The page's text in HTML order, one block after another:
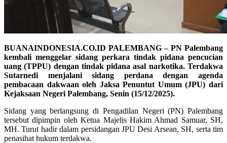
BUANAINDONESIA.CO.ID PALEMBANG – PN Palembang
kembali menggelar sidang perkara tindak pidana pencucian
uang (TPPU) dengan tindak pidana asal narkotika. Terdakwa
Sutarnedi menjalani sidang perdana dengan agenda
pembacaan dakwaan oleh Jaksa Penuntut Umum (JPU) dari
Kejaksaan Negeri Palembang, Senin (15/12/2025).
Sidang yang berlangsung di Pengadilan Negeri (PN) Palembang
tersebut dipimpin oleh Ketua Majelis Hakim Ahmad Samuar, SH,
MH. Turut hadir dalam persidangan JPU Desi Arsean, SH, serta tim
penasihat hukum terdakwa.